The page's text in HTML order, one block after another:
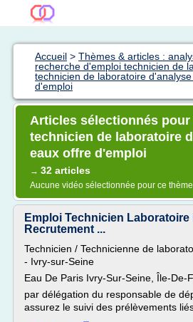
Accueil > Thèmes & articles :
recherche d'emploi technicien de
technicien de laboratoire
d'emploi
Articles sélectionnés pour
technicien de laboratoire
eaux offre d'emploi
→ 32 articles
Aucune vidéo sélectionnée pour ce thème
Emploi Technicien Laboratoire
Recrutement ...
Technicien / Technicienne de
- Ivry-sur-Seine
Eau De Paris Ivry-Sur-Seine, Île-De-
par délégation du responsable de
assurez le suivi des prélèvements liés